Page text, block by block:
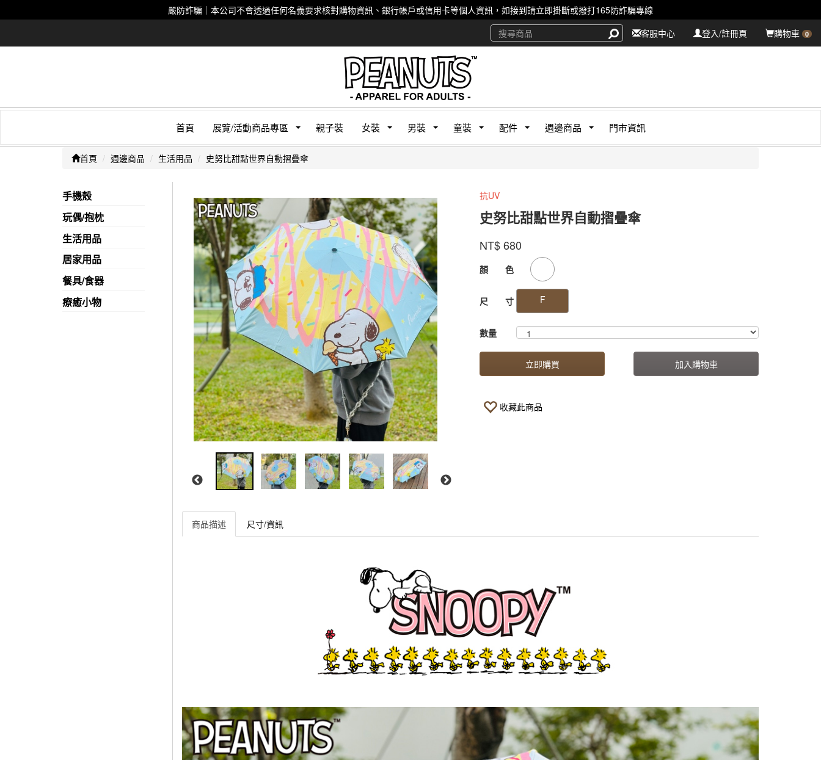
嚴防詐騙｜本公司不會透過任何名義要求核對購物資訊、銀行帳戶或信用卡等個人資訊，如接到請立即掛斷或撥打165防詐騙專線
購物車
0
登入/註冊頁
客服中心
首頁 展覽/活動商品專區 親子裝 女裝 男裝 童裝 配件 週邊商品 門市資訊
首頁 週邊商品 生活用品 史努比甜點世界自動摺疊傘
手機殼
玩偶/抱枕
生活用品
居家用品
餐具/食器
療癒小物
抗UV
史努比甜點世界自動摺疊傘
款式號碼 PZFDC020
PZFDC020
品牌 Peanuts
NT$680
GOODS000000000000001099604
顏 色
尺 寸 F
數量
立即購買 加入購物車
收藏此商品
商品描述 尺寸/資訊